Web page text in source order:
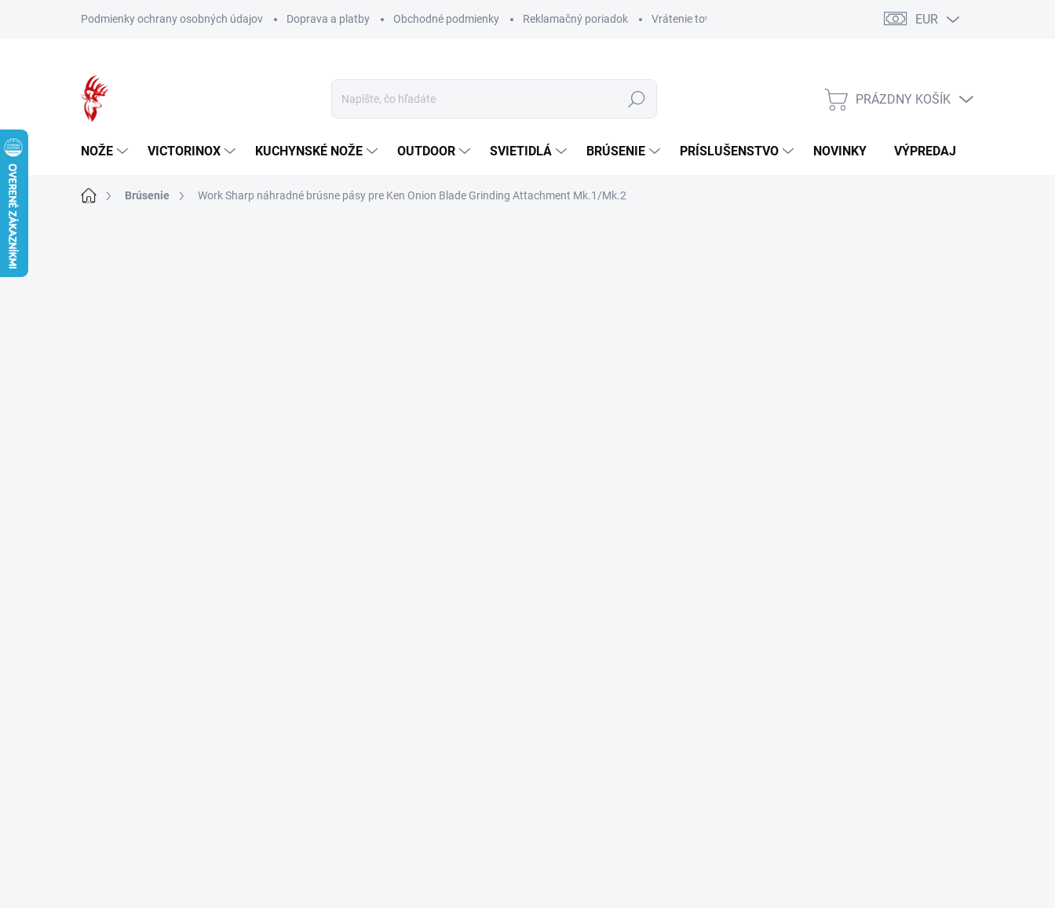
Podmienky ochrany osobných údajov Doprava a platby Obchodné podmienky Reklamačný poriadok Vrátenie tovaru EUR
Hľadať
NÁKUPNÝ
PRÁZDNY KOŠÍK
NOŽE VICTORINOX KUCHYNSKÉ NOŽE OUTDOOR SVIETIDLÁ BRÚSENIE PRÍSLUŠENSTVO NOVINKY VÝPREDAJ
DomovBrúsenie Work Sharp náhradné brúsne pásy pre Ken Onion Blade Grinding Attachment Mk.1/Mk.2